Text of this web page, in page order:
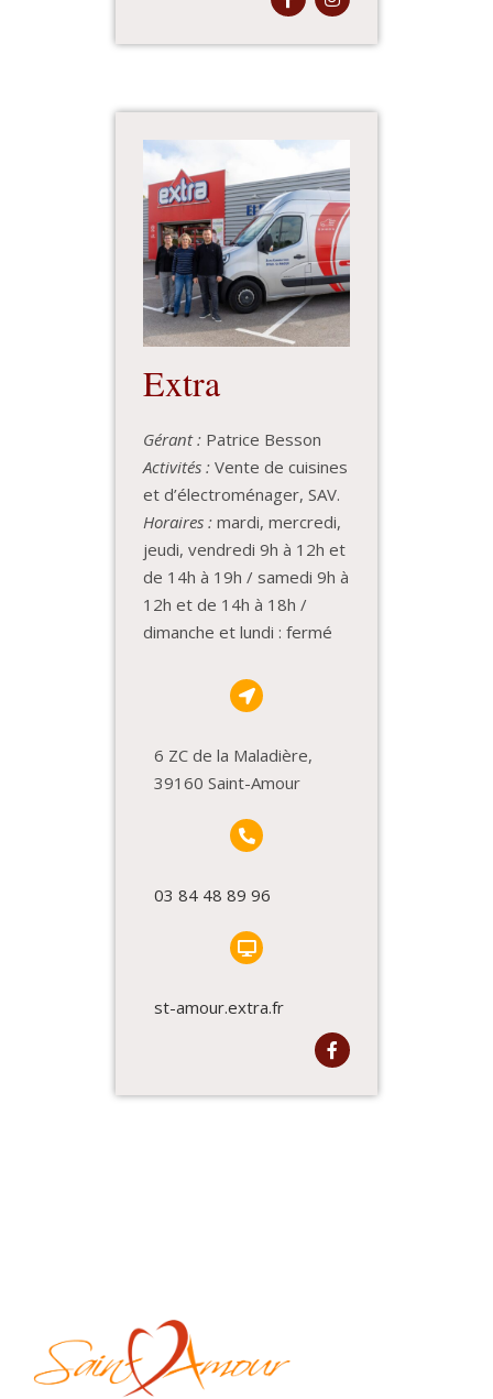
Extra
Gérant : Patrice Besson
Activités : Vente de cuisines
et d’électroménager, SAV.
Horaires : mardi, mercredi,
jeudi, vendredi 9h à 12h et
de 14h à 19h / samedi 9h à
12h et de 14h à 18h /
dimanche et lundi : fermé
6 ZC de la Maladière,
39160 Saint-Amour
03 84 48 89 96
st-amour.extra.fr